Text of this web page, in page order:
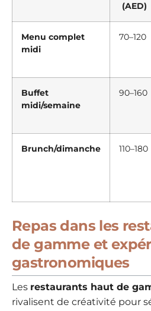
(AED)
Menu complet
midi
70–120
Buffet
midi/semaine
90–160
Brunch/dimanche 110–180
Repas dans les
de gamme et
gastronomiques
Les restaurants haut de
rivalisent de créativité pour